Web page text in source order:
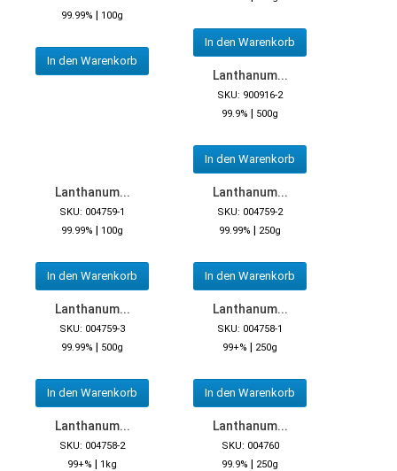
99.99% | 100g
In den Warenkorb
In den Warenkorb
Lanthanum...
SKU: 900916-2
99.9% | 500g
In den Warenkorb
Lanthanum...
SKU: 004759-1
99.99% | 100g
In den Warenkorb
Lanthanum...
SKU: 004759-2
99.99% | 250g
In den Warenkorb
Lanthanum...
SKU: 004759-3
99.99% | 500g
In den Warenkorb
Lanthanum...
SKU: 004758-1
99+% | 250g
In den Warenkorb
Lanthanum...
SKU: 004758-2
99+% | 1kg
Lanthanum...
SKU: 004760
99.9% | 250g